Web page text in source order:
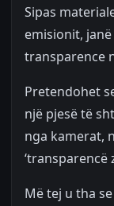
Sipas
emisionit,
transparence
Pretendohet
një pjesë të
nga kamerat,
‘transparencë
Më tej u tha